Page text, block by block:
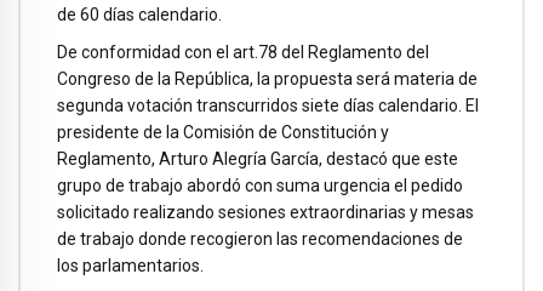
de 60 días calendario.
De conformidad con el art.78 del Reglamento del
Congreso de la República, la propuesta será materia de
segunda votación transcurridos siete días calendario. El
presidente de la Comisión de Constitución y
Reglamento, Arturo Alegría García, destacó que este
grupo de trabajo abordó con suma urgencia el pedido
solicitado realizando sesiones extraordinarias y mesas
de trabajo donde recogieron las recomendaciones de
los parlamentarios.